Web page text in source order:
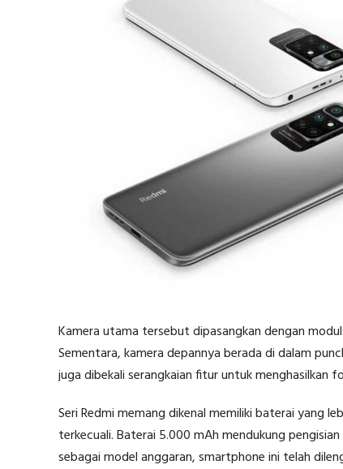
Kamera utama tersebut dipasangkan dengan
Sementara, kamera depannya berada di dalam
juga dibekali serangkaian fitur untuk menghasilkan
Seri Redmi memang dikenal memiliki baterai yang
terkecuali. Baterai 5.000 mAh mendukung
sebagai model anggaran, smartphone ini telah